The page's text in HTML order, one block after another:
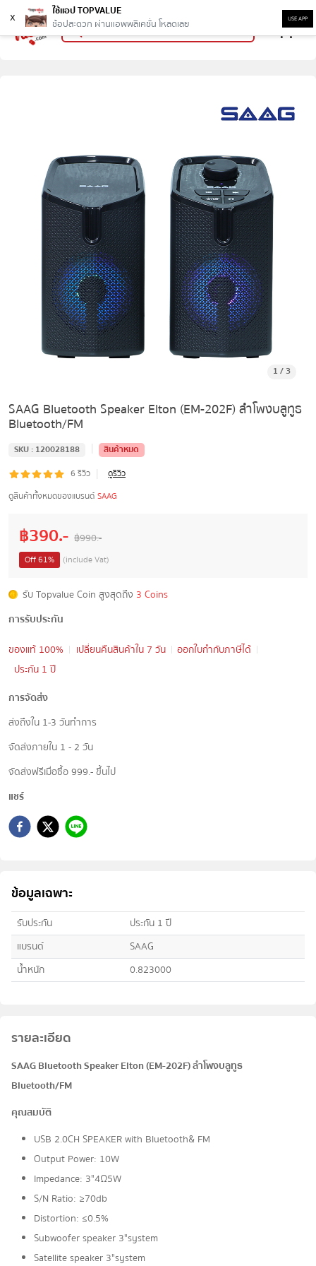
x
ใช้แอป TOPVALUE
ช้อปสะดวก ผ่านแอพพลิเคชั่น โหลดเลย
USE APP
1 / 3
SAAG Bluetooth Speaker Elton (EM-202F) ลำโพงบลูทูธ
Bluetooth/FM
SKU : 120028188 |
สินค้าหมด
6 รีวิว |
ดูรีวิว
ดูสินค้าทั้งหมดของแบรนด์ SAAG
฿390.- ฿990.-
Off61% (include Vat)
รับ Topvalue Coin สูงสุดถึง 3 Coins
การรับประกัน
ของแท้ 100%
เปลี่ยนคืนสินค้าใน 7 วัน
ออกใบกำกับภาษีได้
ประกัน 1 ปี
การจัดส่ง
ส่งถึงใน 1-3 วันทำการ
จัดส่งภายใน 1 - 2 วัน
จัดส่งฟรีเมื่อซื้อ 999.- ขึ้นไป
แชร์
ข้อมูลเฉพาะ
รับประกัน
ประกัน 1 ปี
แบรนด์
SAAG
น้ำหนัก
0.823000
รายละเอียด
SAAG Bluetooth Speaker Elton (EM-202F) ลำโพงบลูทูธ
Bluetooth/FM
คุณสมบัติ
USB 2.0CH SPEAKER with Bluetooth& FM
Output Power: 10W
Impedance: 3"4Ω5W
S/N Ratio: ≥70db
Distortion: ≤0.5%
Subwoofer speaker 3"system
Satellite speaker 3"system